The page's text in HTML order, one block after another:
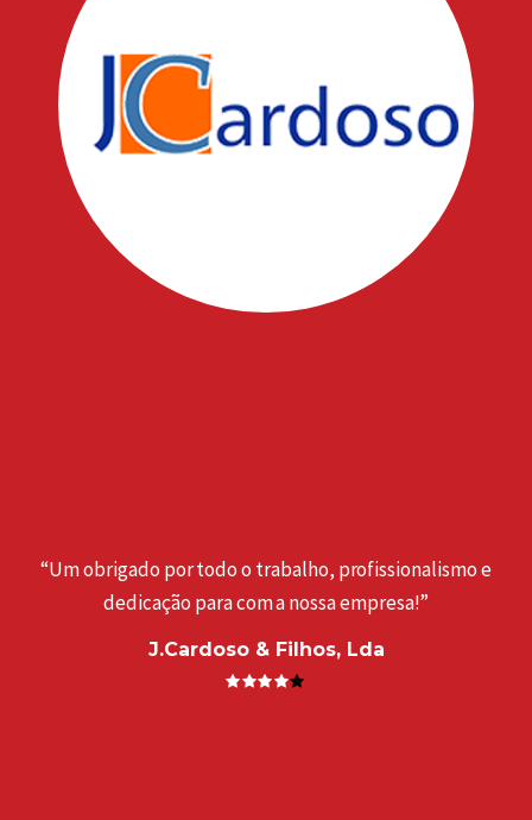
“Um obrigado por todo o trabalho, profissionalismo e
dedicação para com a nossa empresa!”
J.Cardoso & Filhos, Lda